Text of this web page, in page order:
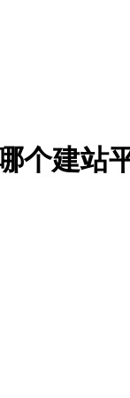
个建站